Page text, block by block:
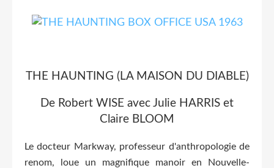
THE HAUNTING (LA MAISON DU DIABLE)
De Robert WISE avec Julie HARRIS et
Claire BLOOM
Le docteur Markway, professeur d'anthropologie de
renom, loue un magnifique manoir en Nouvelle-